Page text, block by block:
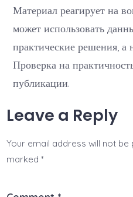
Материал реагирует на
может использовать
практические решения,
Проверка на
публикации.
Leave a Reply
Your email address will not be
marked*